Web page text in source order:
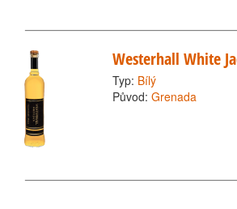
Westerhall White
Typ: Bílý
Původ: Grenada